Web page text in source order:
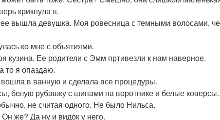
крикнула я.
вышла девушка. Моя ровесница с темными волосами,
ко мне с объятиями.
кузина. Ее родители с Эмм пртивезли к нам наверное.
то я опаздаю.
в ванную и сделала все процедуры.
белую рубашку с шипами на воротнике и белые коверсы.
не считая одного. Не было Нильса.
же? Да ну и видок у него.